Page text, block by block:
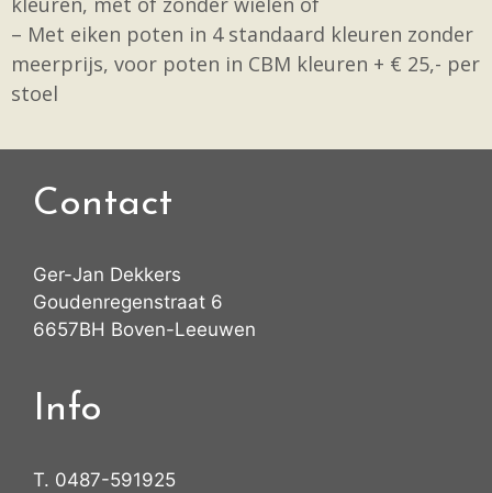
– Met eiken poten in 4 standaard kleuren zonder
meerprijs, voor poten in CBM kleuren + € 25,- per
stoel
Contact
Ger-Jan Dekkers
Goudenregenstraat 6
6657BH Boven-Leeuwen
Info
T. 0487-591925